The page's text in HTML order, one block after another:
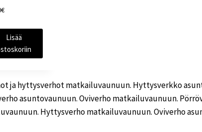
€
Lisää
ja hyttysverhot matkailuvaunuun. Hyttysverkko
asuntovaunuun. Oviverho matkailuvaunuun.
Hyttysverho matkailuvaunuun. Oviverho